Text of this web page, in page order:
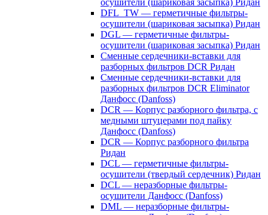
осушители (шариковая засыпка) Ридан
DFL_TW — герметичные фильтры-
осушители (шариковая засыпка) Ридан
DGL — герметичные фильтры-
осушители (шариковая засыпка) Ридан
Сменные сердечники-вставки для
разборных фильтров DCR Ридан
Сменные сердечники-вставки для
разборных фильтров DCR Eliminator
Данфосс (Danfoss)
DCR — Корпус разборного фильтра, с
медными штуцерами под пайку
Данфосс (Danfoss)
DCR — Корпус разборного фильтра
Ридан
DCL — герметичные фильтры-
осушители (твердый сердечник) Ридан
DCL — неразборные фильтры-
осушители Данфосс (Danfoss)
DML — неразборные фильтры-